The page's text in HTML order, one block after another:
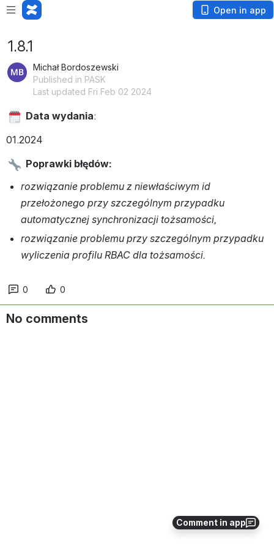
Open in app
Comment in app
1.8.1
Michał Bordoszewski
Published in PASK
Last updated Fri Feb 02 2024
Data wydania:
01.2024
Poprawki błędów:
rozwiązanie problemu z niewłaściwym id
przełożonego przy szczególnym przypadku
automatycznej synchronizacji tożsamości,
rozwiązanie problemu przy szczególnym przypadku
wyliczenia profilu RBAC dla tożsamości.
0 0
No comments